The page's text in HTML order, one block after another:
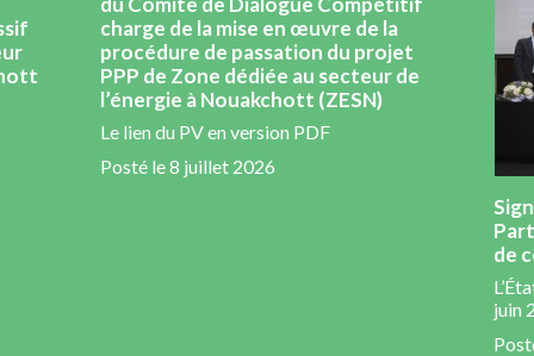
charge de la mise en œuvre de la
procédure de passation du projet
PPP de Zone dédiée au secteur de
l’énergie à Nouakchott (ZESN)
Le lien du PV en version PDF
Posté le8 juillet 2026
de
juin